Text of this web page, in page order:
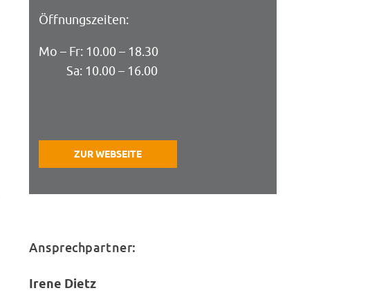
Öffnungszeiten:
Mo – Fr: 10.00 – 18.30
Sa: 10.00 – 16.00
ZUR WEBSEITE
Ansprechpartner:
Irene Dietz